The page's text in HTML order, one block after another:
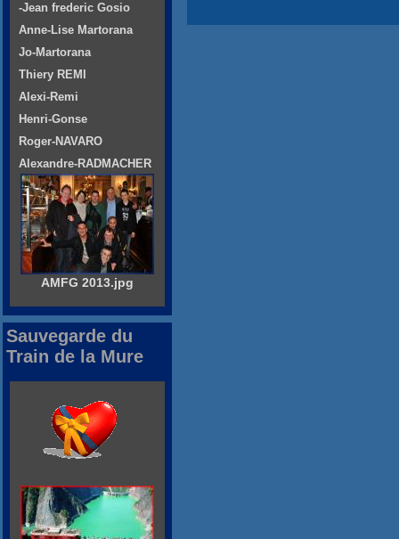
-Jean frederic Gosio
Anne-Lise Martorana
Jo-Martorana
Thiery REMI
Alexi-Remi
Henri-Gonse
Roger-NAVARO
Alexandre-RADMACHER
AMFG 2013.jpg
Sauvegarde du
Train de la Mure